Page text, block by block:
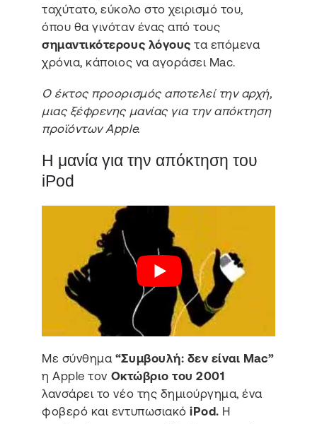
ταχύτατο, εύκολο στο χειρισμό του,
όπου θα γινόταν ένας από τους
σημαντικότερους λόγους τα επόμενα
χρόνια, κάποιος να αγοράσει Mac.
Ο έκτος προορισμός αποτελεί την αρχή,
μιας ξέφρενης μανίας για την απόκτηση
προϊόντων Apple.
Η μανία για την απόκτηση του
iPod
Με σύνθημα “Συμβουλή: δεν είναι Mac”
η Apple τον Οκτώβριο του 2001
λανσάρει το νέο της δημιούργημα, ένα
φοβερό και εντυπωσιακόiPod. Η